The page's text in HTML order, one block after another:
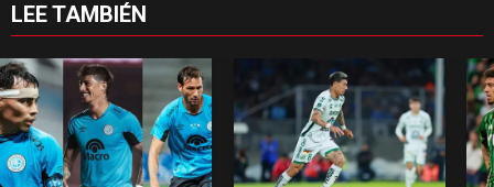
LEE TAMBIÉN